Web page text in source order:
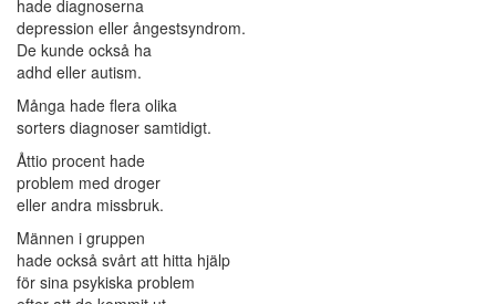
hade diagnoserna
depression eller ångestsyndrom.
De kunde också ha
adhd eller autism.
Många hade flera olika
sorters diagnoser samtidigt.
Åttio procent hade
problem med droger
eller andra missbruk.
Männen i gruppen
hade också svårt att hitta hjälp
för sina psykiska problem